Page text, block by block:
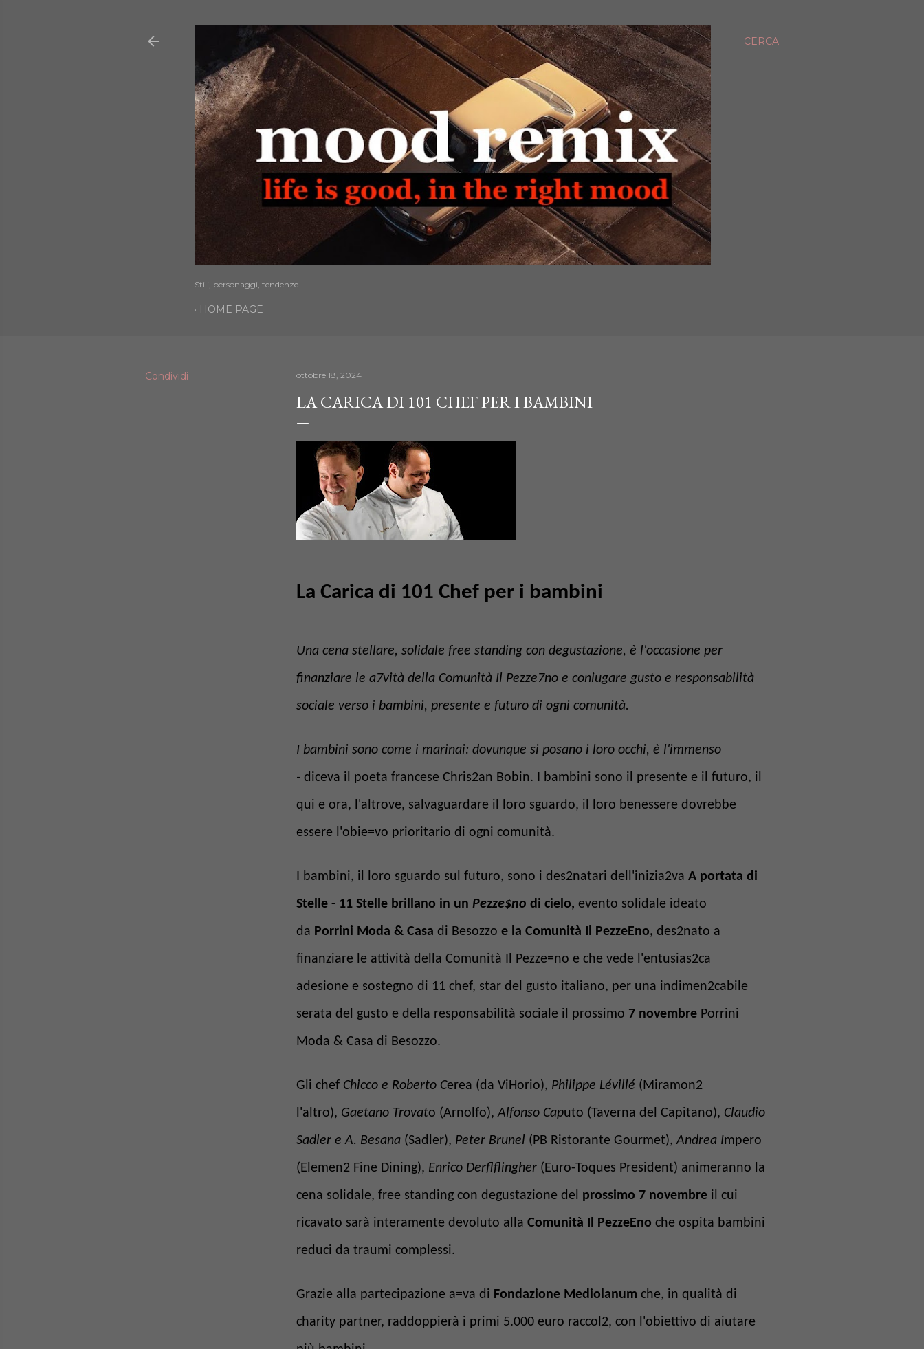
CERCA
Stili, personaggi, tendenze
HOME PAGE
Condividi ottobre 18, 2024
LA CARICA DI 101 CHEF PER I BAMBINI
La Carica di 101 Chef per i bambini
Una cena stellare, solidale free standing con degustazione, è l'occasione per
finanziare le a7vità della Comunità Il Pezze7no e coniugare gusto e responsabilità
sociale verso i bambini, presente e futuro di ogni comunità.
I bambini sono come i marinai: dovunque si posano i loro occhi, è l'immenso
- diceva il poeta francese Chris2an Bobin. I bambini sono il presente e il futuro, il
qui e ora, l'altrove, salvaguardare il loro sguardo, il loro benessere dovrebbe
essere l'obie=vo prioritario di ogni comunità.
I bambini, il loro sguardo sul futuro, sono i des2natari dell'inizia2va A portata di
Stelle - 11 Stelle brillano in un Pezze$no di cielo, evento solidale ideato
da Porrini Moda & Casa di Besozzo e la Comunità Il PezzeEno, des2nato a
finanziare le attività della Comunità Il Pezze=no e che vede l'entusias2ca
adesione e sostegno di 11 chef, star del gusto italiano, per una indimen2cabile
serata del gusto e della responsabilità sociale il prossimo 7 novembre Porrini
Moda & Casa di Besozzo.
Gli chef Chicco e Roberto Cerea (da ViHorio), Philippe Lévillé (Miramon2
l'altro), Gaetano Trovato (Arnolfo),Alfonso Caputo (Taverna del Capitano), Claudio
Sadler e A. Besana (Sadler), Peter Brunel (PB Ristorante Gourmet),Andrea Impero
(Elemen2 Fine Dining), Enrico Derflflingher (Euro-Toques President) animeranno la
cena solidale, free standing con degustazione del prossimo 7 novembre il cui
ricavato sarà interamente devoluto alla Comunità Il PezzeEno che ospita bambini
reduci da traumi complessi.
Grazie alla partecipazione a=va di Fondazione Mediolanum che, in qualità di
charity partner, raddoppierà i primi 5.000 euro raccol2, con l'obiettivo di aiutare